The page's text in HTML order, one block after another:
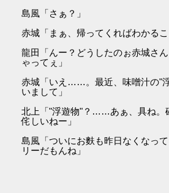
島風「さぁ？」
赤城「まぁ、帰ってくればわかる
龍田「んー？どうしたのぉ赤城さ
ゃってぇ」
赤城「いえ……。最近、味噌汁の"
いまして」
北上「"浮遊物"？……あぁ、具ね。
侘しいねー」
島風「ついにお麩も昨日なくなっ
リーだもんね」